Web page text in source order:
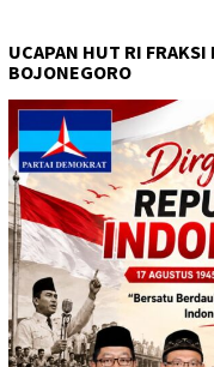
UCAPAN HUT RI FRAKSI
BOJONEGORO